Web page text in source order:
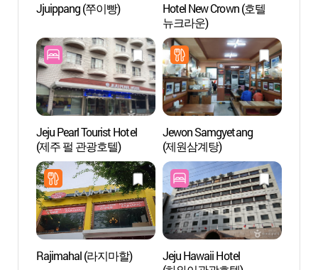
Jjuippang (쭈이빵)
Hotel New Crown (호텔
뉴크라운)
Jeju Pearl Tourist Hotel
(제주 펄 관광호텔)
Jewon Samgyetang
(제원삼계탕)
Rajimahal (라지마할)
Jeju Hawaii Hotel